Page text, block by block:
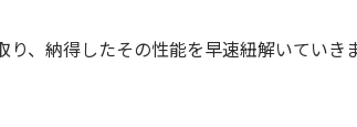
、納得したその性能を早速紐解いていき